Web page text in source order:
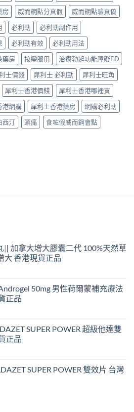
房 威而鋼點分真假
威而鋼點驗真偽
必利勁
必利勁副作用
必利勁有效
必利勁用法
藥房 按需服用
治療勃起功能障礙ED
士價錢 犀利士 必利勁
犀利士旺角
犀利士香港價錢
犀利士香港哪裡買
港網購 犀利士香港藥房
網購必利勁
西汀 頭痛
食咗假威而鋼會點
|| 加拿大增大膠囊二代 100%天然草
大 香港現貨正品
50mg 男性荷爾蒙補充療法
正品
SUPER POWER 超級他達雙
正品
SUPER POWER 雙效片 台灣